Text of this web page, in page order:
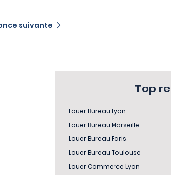
suivante
Top
Louer Bureau Lyon
Louer Bureau Marseille
Louer Bureau Paris
Louer Bureau Toulouse
Louer Commerce Lyon